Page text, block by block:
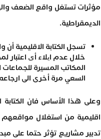
مؤثرات تستغل واقع الضعف
الديمقراطية.
تسجل الكتابة الاقليمية
خلال عدم ایلاء أی اعتبار
المكاتب المسيرة
السعي مرة أخرى الى
وعلى هذا الأساس فان
اقليمية من استغلال
تدبير مشاريع تؤثر حتما على